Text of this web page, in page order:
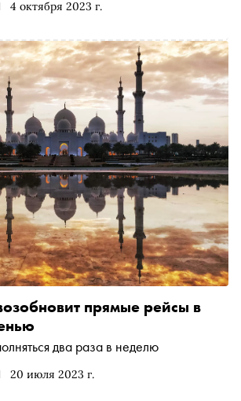
4 октября 2023 г.
20 июля 2023 г.
прямые рейсы в
два раза в неделю